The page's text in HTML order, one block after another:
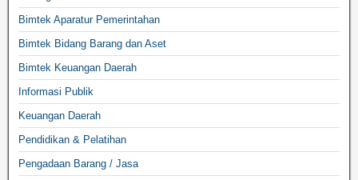
Bimtek Aparatur Pemerintahan
Bimtek Bidang Barang dan Aset
Bimtek Keuangan Daerah
Informasi Publik
Keuangan Daerah
Pendidikan & Pelatihan
Pengadaan Barang / Jasa